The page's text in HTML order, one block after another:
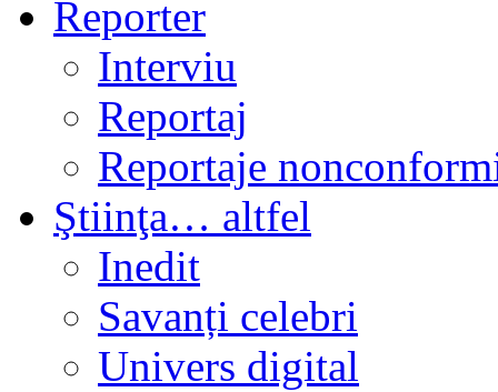
Reporter
Interviu
Reportaj
Reportaje
Ştiinţa… altfel
Inedit
Savanți celebri
Univers digital